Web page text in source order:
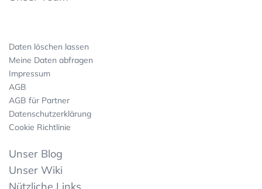
Daten löschen lassen
Meine Daten abfragen
Impressum
AGB
AGB für Partner
Datenschutzerklärung
Cookie Richtlinie
Unser Blog
Unser Wiki